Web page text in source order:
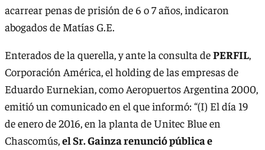
acarrear penas de prisión de 6 o 7 años, indicaron
abogados de Matías G.E.
Enterados de la querella, y ante la consulta dePERFIL,
Corporación América, el holding de las empresas de
Eduardo Eurnekian, como Aeropuertos Argentina 2000,
emitió un comunicado en el que informó: “(I) El día 19
de enero de 2016, en la planta de Unitec Blue en
Chascomús,el Sr. Gainza renunció pública e